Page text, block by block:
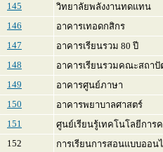
145
วิทยาลัยพลังงานทดแทน
146
อาคารเทอดกสิกร
147
อาคารเรียนรวม 80 ปี
148
อาคารเรียนรวมคณะสถา
149
อาคารศูนย์ภาษา
150
อาคารพยาบาลศาสตร์
151
ศูนย์เรียนรู้เทคโนโลยีกา
152
การเรียนการสอนแบบออน